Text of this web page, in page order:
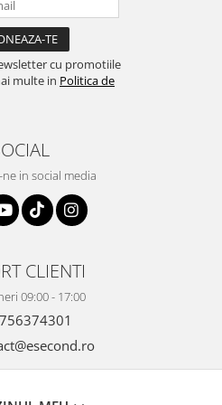
cu promotiile
multe in Politica de
in social media
CLIENTI
09:00 - 17:00